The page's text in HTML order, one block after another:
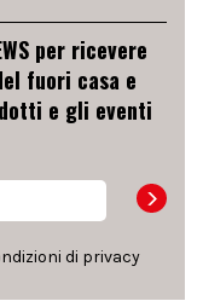
per ricevere
fuori casa e
e gli eventi
di privacy